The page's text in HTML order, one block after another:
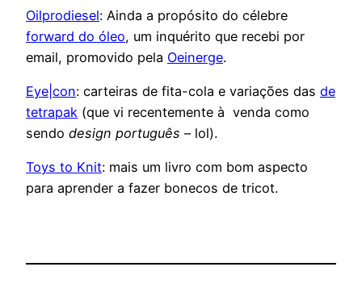
Oilprodiesel: Ainda a propósito do célebre
forward do óleo, um inquérito que recebi por
email, promovido pela Oeinerge.
Eye|con: carteiras de fita-cola e variações das de
tetrapak (que vi recentemente à venda como
sendo design português – lol).
Toys to Knit: mais um livro com bom aspecto
para aprender a fazer bonecos de tricot.